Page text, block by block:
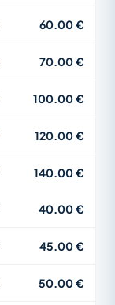
60.00 €
70.00 €
100.00 €
120.00 €
140.00 €
40.00 €
45.00 €
50.00 €